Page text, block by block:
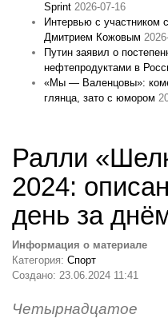
Sprint 2026-07-16
Интервью с участником
Дмитрием Кожовым
Путин заявил о
нефтепродуктами в
«Мы — Валенцовы»:
глянца, зато с юмором
Ралли
2024:
день за
Информация о материале
Категория: Спорт
Создано: 23.06.2024 11:41